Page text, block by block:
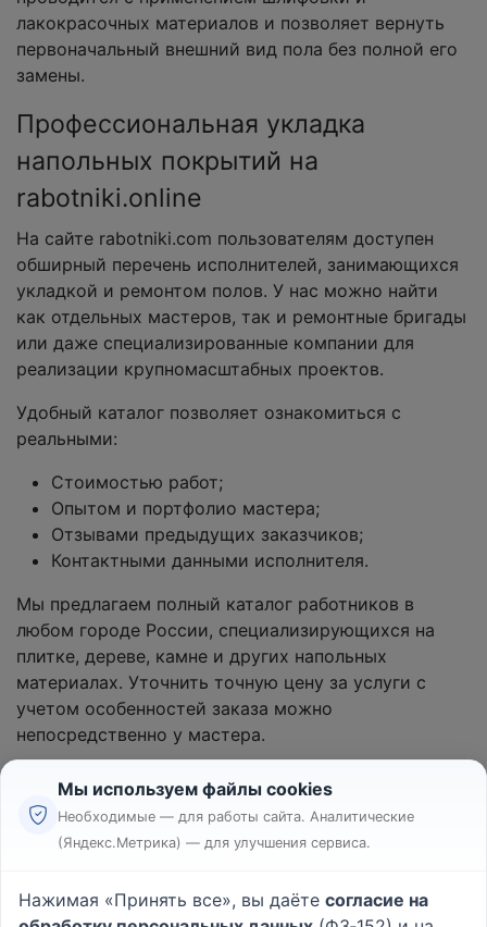
лакокрасочных материалов и позволяет вернуть
первоначальный внешний вид пола без полной его
замены.
Профессиональная укладка
напольных покрытий на
rabotniki.online
На сайте rabotniki.com пользователям доступен
обширный перечень исполнителей, занимающихся
укладкой и ремонтом полов. У нас можно найти
как отдельных мастеров, так и ремонтные бригады
или даже специализированные компании для
реализации крупномасштабных проектов.
Удобный каталог позволяет ознакомиться с
реальными:
Стоимостью работ;
Опытом и портфолио мастера;
Отзывами предыдущих заказчиков;
Контактными данными исполнителя.
Мы предлагаем полный каталог работников в
любом городе России, специализирующихся на
плитке, дереве, камне и других напольных
материалах. Уточнить точную цену за услуги с
учетом особенностей заказа можно
непосредственно у мастера.
Реклама
Пользовательское соглашение
Мы используем файлы cookies
Необходимые — для работы сайта. Аналитические
(Яндекс.Метрика) — для улучшения сервиса.
Нажимая «Принять все», вы даёте согласие на